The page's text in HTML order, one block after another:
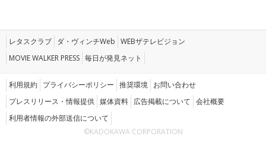
レタスクラブ ダ・ヴィンチWeb WEBザテレビジョン
MOVIE WALKER PRESS 毎日が発見ネット
利用規約 プライバシーポリシー 推奨環境 お問い合わせ
プレスリリース・情報提供 媒体資料 広告掲載について 会社概要
利用者情報の外部送信について
©KADOKAWA CORPORATION